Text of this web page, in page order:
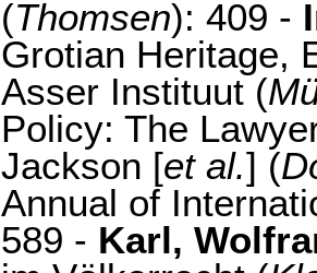
(Thomsen): 409 -
Grotian Heritage,
Asser Instituut (
Policy: The
Jackson [et al.] (
Annual of
589 - Karl,